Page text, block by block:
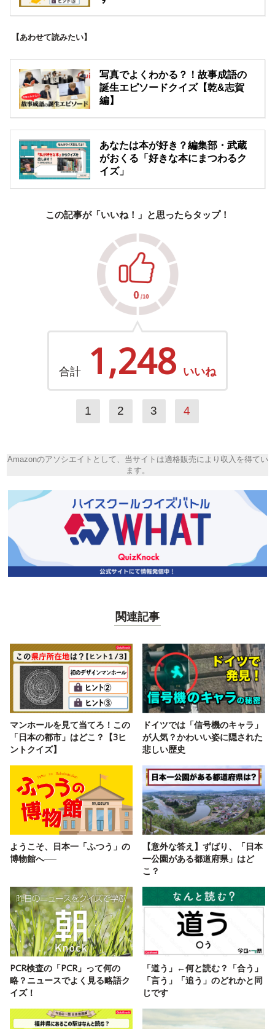
【あわせて読みたい】
写真でよくわかる？！故事成語の
誕生エピソードクイズ【乾&志賀
編】
あなたは本が好き？編集部・武蔵
がおくる「好きな本にまつわるク
イズ」
この記事が「いいね！」と思ったらタップ！
合計 1,248 いいね
1 2 3 4
Amazonのアソシエイトとして、当サイトは適格販売により収入を得てい
ます。
関連記事
マンホールを見て当てろ！この
「日本の都市」はどこ？【3ヒ
ントクイズ】
ドイツでは「信号機のキャラ」
が人気？かわいい姿に隠された
悲しい歴史
ようこそ、日本一「ふつう」の
博物館へ──
【意外な答え】ずばり、「日本
一公園がある都道府県」はど
こ？
PCR検査の「PCR」って何の
略？ニュースでよく見る略語ク
イズ！
「道う」←何と読む？「合う」
「言う」「追う」のどれかと同
じです